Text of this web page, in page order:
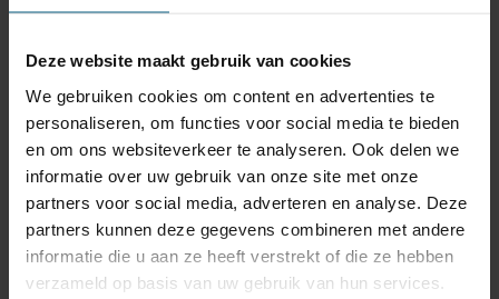
Deze website maakt gebruik van cookies
We gebruiken cookies om content en advertenties te
personaliseren, om functies voor social media te bieden
en om ons websiteverkeer te analyseren. Ook delen we
informatie over uw gebruik van onze site met onze
partners voor social media, adverteren en analyse. Deze
partners kunnen deze gegevens combineren met andere
informatie die u aan ze heeft verstrekt of die ze hebben
verzameld op basis van uw gebruik van hun services.
Levertijd
Verticaal afneembare
trekhaak + 13 polige
universele kabelset
Mercedes GLE-klasse (type W167) 5 deurs,
SUV | 10/2018 - heden
Meer
info